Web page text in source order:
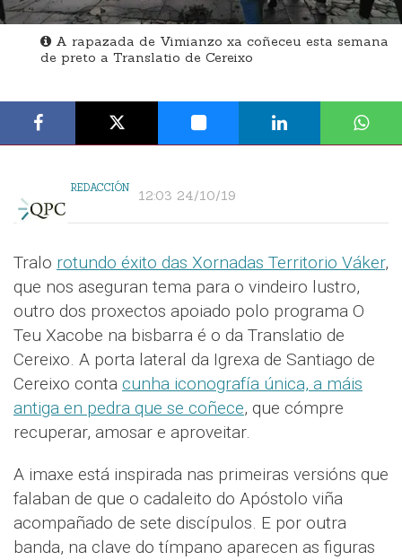
A rapazada de Vimianzo xa coñeceu esta semana
de preto a Translatio de Cereixo
REDACCIÓN 12:03 24/10/19
Tralo rotundo éxito das Xornadas Territorio Váker,
que nos aseguran tema para o vindeiro lustro,
outro dos proxectos apoiado polo programa O
Teu Xacobe na bisbarra é o da Translatio de
Cereixo. A porta lateral da Igrexa de Santiago de
Cereixo conta cunha iconografía única, a máis
antiga en pedra que se coñece, que cómpre
recuperar, amosar e aproveitar.
A imaxe está inspirada nas primeiras versións que
falaban de que o cadaleito do Apóstolo viña
acompañado de sete discípulos. E por outra
banda, na clave do tímpano aparecen as figuras